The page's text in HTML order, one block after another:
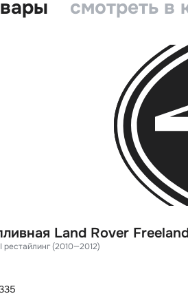
смотреть в
Land Rover
рестайлинг (2010—2012)